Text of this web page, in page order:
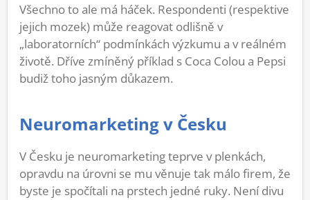
Všechno to ale má háček. Respondenti (respektive
jejich mozek) může reagovat odlišně v
„laboratorních“ podmínkách výzkumu a v reálném
životě. Dříve zmíněný příklad s Coca Colou a Pepsi
budiž toho jasným důkazem.
Neuromarketing v Česku
V Česku je neuromarketing teprve v plenkách,
opravdu na úrovni se mu věnuje tak málo firem, že
byste je spočítali na prstech jedné ruky. Není divu